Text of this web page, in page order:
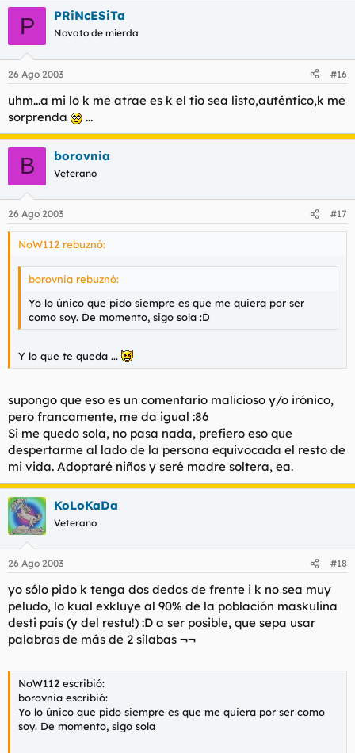
P PRiNcESiTa
Novato de mierda
26 Ago 2003 #16
uhm...a mi lo k me atrae es k el tio sea listo,auténtico,k me
sorprenda
...
B borovnia
Veterano
26 Ago 2003 #17
NoW112 rebuznó:
borovnia rebuznó:
Yo lo único que pido siempre es que me quiera por ser
como soy. De momento, sigo sola :D
Y lo que te queda ...
supongo que eso es un comentario malicioso y/o irónico,
pero francamente, me da igual :86
Si me quedo sola, no pasa nada, prefiero eso que
despertarme al lado de la persona equivocada el resto de
mi vida. Adoptaré niños y seré madre soltera, ea.
KoLoKaDa
Veterano
26 Ago 2003 #18
yo sólo pido k tenga dos dedos de frente i k no sea muy
peludo, lo kual exkluye al 90% de la población maskulina
desti país (y del restu!) :D a ser posible, que sepa usar
palabras de más de 2 sílabas ¬¬
NoW112 escribió:
borovnia escribió:
Yo lo único que pido siempre es que me quiera por ser como
soy. De momento, sigo sola